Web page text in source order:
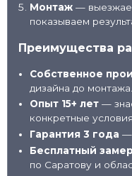
Монтаж —
показываем
Преимущества
Собственное
дизайна до
Опыт 15+ лет —
конкретные
Гарантия 3 года —
Бесплатный
по Саратову и